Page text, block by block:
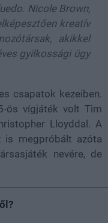
Nicole Brown,
kreatív
akikkel
gyilkossági ügy
csapatok kezeiben.
ös vígjáték volt Tim
Lloyddal. A
is megpróbált azóta
nevére, de